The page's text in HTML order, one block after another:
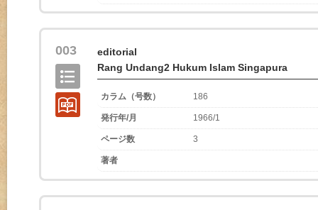
003
editorial
Rang Undang2 Hukum Islam Singapura
カラム（号数） 186
発行年/月 1966/1
ページ数 3
著者